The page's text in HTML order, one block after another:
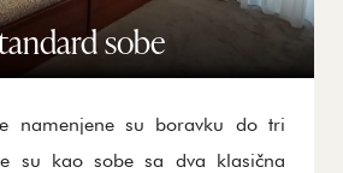
sobe
namenjene su boravku do tri
su kao sobe sa dva klasična